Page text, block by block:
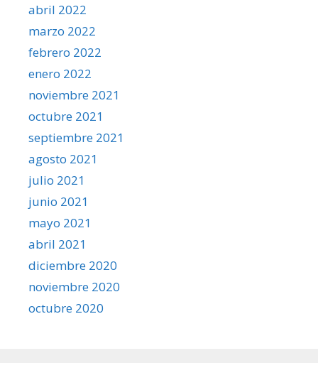
abril 2022
marzo 2022
febrero 2022
enero 2022
noviembre 2021
octubre 2021
septiembre 2021
agosto 2021
julio 2021
junio 2021
mayo 2021
abril 2021
diciembre 2020
noviembre 2020
octubre 2020